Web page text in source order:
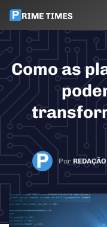
Como as
PorREDAÇÃO